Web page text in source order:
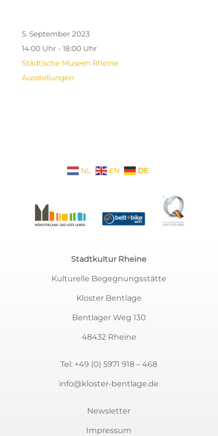
5. September 2023
14:00 Uhr - 18:00 Uhr
Städtische Museen Rheine
Ausstellungen
NL EN DE
Stadtkultur Rheine
Kulturelle Begegnungsstätte
Kloster Bentlage
Bentlager Weg 130
48432 Rheine
Tel: +49 (0) 5971 918 – 468
info@kloster-bentlage.de
Newsletter
Impressum